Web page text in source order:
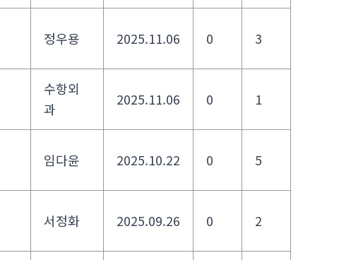
정우용 2025.11.06 0 3
수항외
과
2025.11.06 0 1
임다윤 2025.10.22 0 5
서정화 2025.09.26 0 2